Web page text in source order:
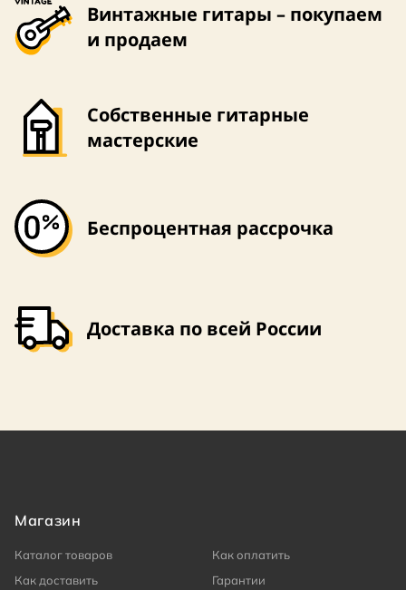
Винтажные гитары – покупаем
и продаем
Собственные гитарные
мастерские
Беспроцентная рассрочка
Доставка по всей России
Магазин
Каталог товаров
Как оплатить
Как доставить
Гарантии